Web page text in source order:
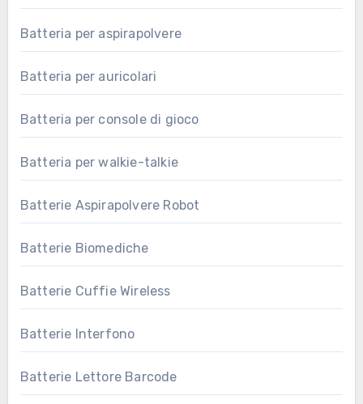
Batteria per aspirapolvere
Batteria per auricolari
Batteria per console di gioco
Batteria per walkie-talkie
Batterie Aspirapolvere Robot
Batterie Biomediche
Batterie Cuffie Wireless
Batterie Interfono
Batterie Lettore Barcode